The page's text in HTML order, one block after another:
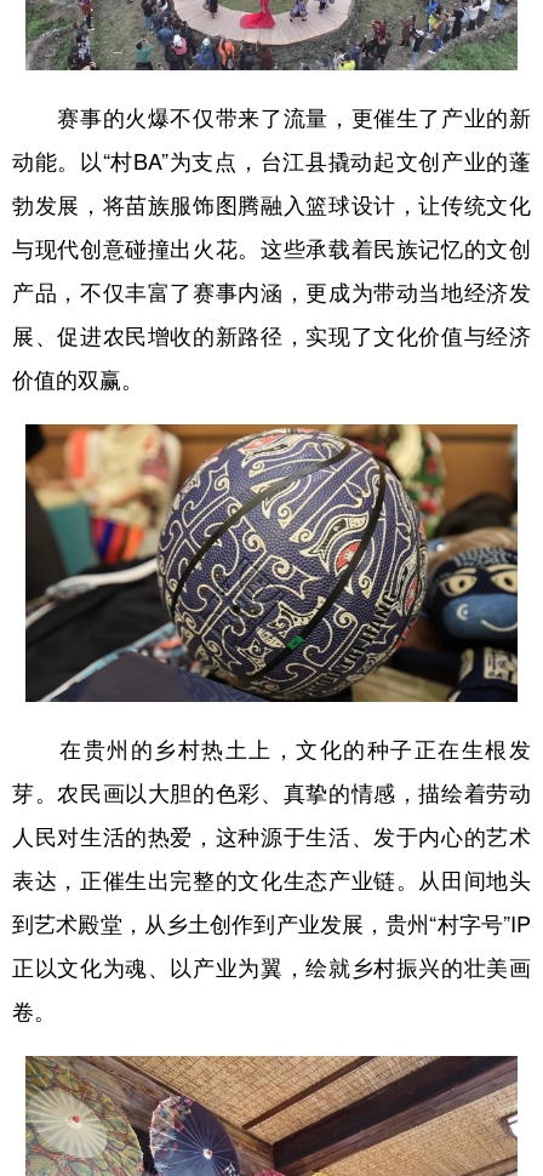
赛事的火爆不仅带来了流量，更催生了产业的新
动能。以“村BA”为支点，台江县撬动起文创产业的蓬
勃发展，将苗族服饰图腾融入篮球设计，让传统文化
与现代创意碰撞出火花。这些承载着民族记忆的文创
产品，不仅丰富了赛事内涵，更成为带动当地经济发
展、促进农民增收的新路径，实现了文化价值与经济
价值的双赢。
在贵州的乡村热土上，文化的种子正在生根发
芽。农民画以大胆的色彩、真挚的情感，描绘着劳动
人民对生活的热爱，这种源于生活、发于内心的艺术
表达，正催生出完整的文化生态产业链。从田间地头
到艺术殿堂，从乡土创作到产业发展，贵州“村字号”IP
正以文化为魂、以产业为翼，绘就乡村振兴的壮美画
卷。